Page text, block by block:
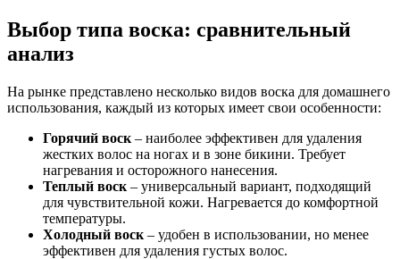
Выбор типа воска: сравнительный
анализ
На рынке представлено несколько видов воска для домашнего
использования, каждый из которых имеет свои особенности:
Горячий воск – наиболее эффективен для удаления
жестких волос на ногах и в зоне бикини. Требует
нагревания и осторожного нанесения.
Теплый воск – универсальный вариант, подходящий
для чувствительной кожи. Нагревается до комфортной
температуры.
Холодный воск – удобен в использовании, но менее
эффективен для удаления густых волос.